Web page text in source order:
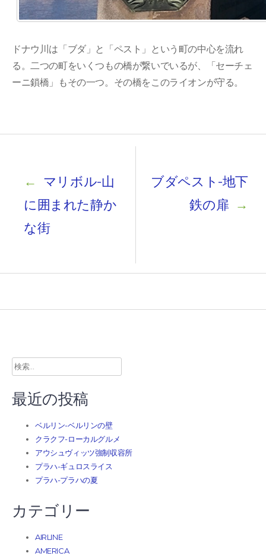
ドナウ川は「ブダ」と「ペスト」という町の中心を流れ
る。二つの町をいくつもの橋が繋いでいるが、「セーチェ
ーニ鎖橋」もその一つ。その橋をこのライオンが守る。
navigation
← マリボル-山
に囲まれた静か
な街
ブダペスト-地下
鉄の扉 →
検
索:
最近の投稿
ベルリン-ベルリンの壁
クラクフ-ローカルグルメ
アウシュヴィッツ強制収容所
プラハ-ギュロスライス
プラハ-プラハの夏
カテゴリー
AIRLINE
AMERICA